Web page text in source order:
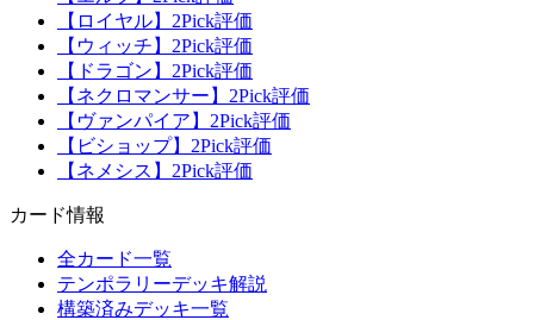
【ロイヤル】2Pick評価
【ウィッチ】2Pick評価
【ドラゴン】2Pick評価
【ネクロマンサー】2Pick評価
【ヴァンパイア】2Pick評価
【ビショップ】2Pick評価
【ネメシス】2Pick評価
カード情報
全カード一覧
テンポラリーデッキ解説
構築済みデッキ一覧